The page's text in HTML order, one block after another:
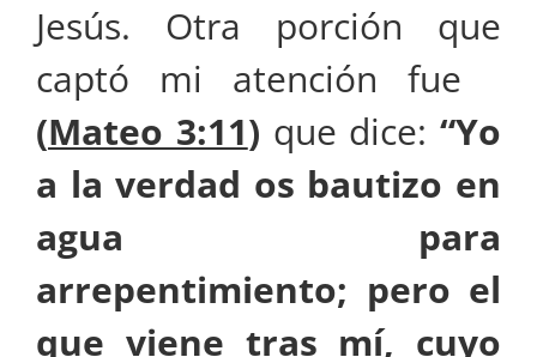
Jesús. Otra porción que
captó mi atención fue
(Mateo 3:11) que dice: “Yo
a la verdad os bautizo en
agua para
arrepentimiento; pero el
que viene tras mí, cuyo